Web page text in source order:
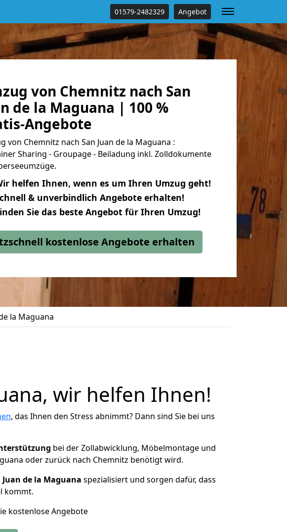
01579-2482329 Angebot
von Chemnitz nach San
de la Maguana | 100 %
Angebote
von Chemnitz nach San Juan de la Maguana :
Sharing - Groupage - Beiladung inkl. Zolldokumente
helfen Ihnen, wenn es um Ihren Umzug geht!
& unverbindlich Angebote erhalten!
Sie das beste Angebot für Ihren Umzug!
kostenlose Angebote erhalten
la Maguana
wir helfen Ihnen!
, das Ihnen den Stress abnimmt? Dann sind Sie bei uns
bei der Zollabwicklung, Möbelmontage und
oder zurück nach Chemnitz benötigt wird.
de la Maguana spezialisiert und sorgen dafür, dass
kommt.
kostenlose Angebote